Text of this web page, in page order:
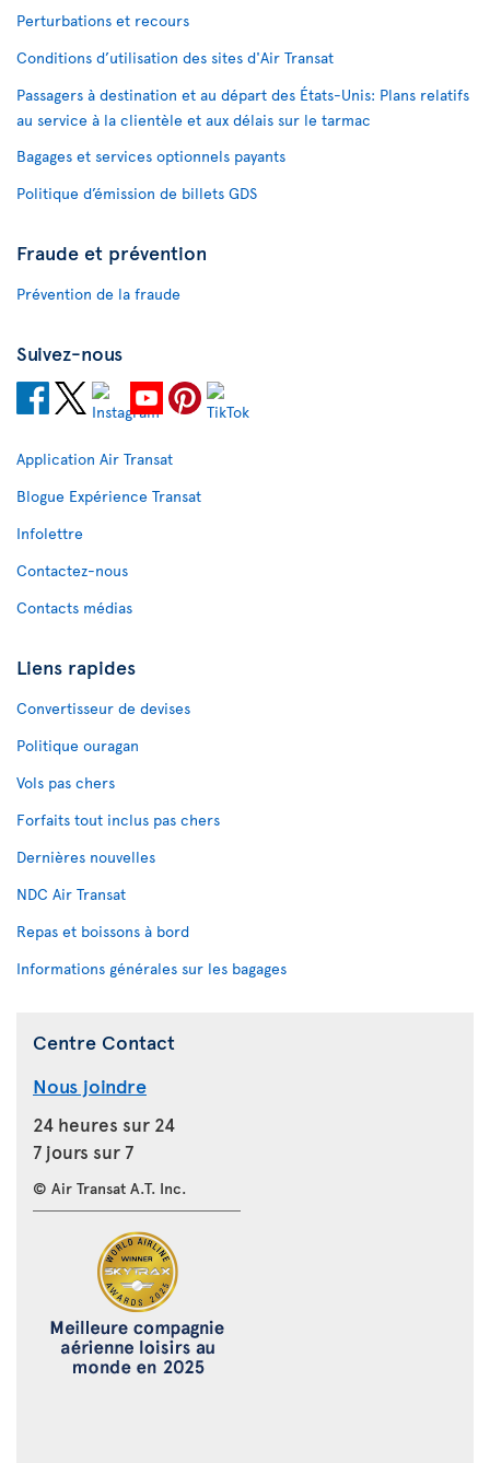
Perturbations et recours
Conditions d’utilisation des sites d'Air Transat
Passagers à destination et au départ des États-Unis: Plans relatifs
au service à la clientèle et aux délais sur le tarmac
Bagages et services optionnels payants
Politique d’émission de billets GDS
Fraude et prévention
Prévention de la fraude
Suivez-nous
Application Air Transat
Blogue Expérience Transat
Infolettre
Contactez-nous
Contacts médias
Liens rapides
Convertisseur de devises
Politique ouragan
Vols pas chers
Forfaits tout inclus pas chers
Dernières nouvelles
NDC Air Transat
Repas et boissons à bord
Informations générales sur les bagages
Centre Contact
Nous joindre
24 heures sur 24
7 jours sur 7
© Air Transat A.T. Inc.